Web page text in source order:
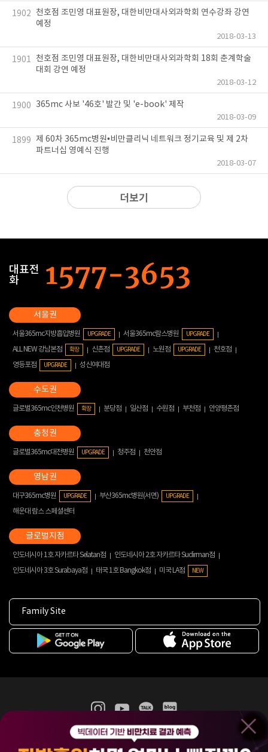
1902
천호점 조민영 대표원장, 대한비만대사외과학회 연수강좌 강연
예정
2018-03-13
1901
천호점 조민영 대표원장, 대한비만대사외과학회 18회 춘계학술
대회 강연 예정
2018-03-12
1900 365mc 사보 '46호' 발간 및 'e-book' 제작
2018-03-09
1899
제 60차 365mc병원•비만클리닉 네트워크 정기교육 및 제 2차
파트너십 영예식 진행
2018-03-07
더보기
대표전
화
서울365mc지방흡입병원 UPGRADE 서울365mc람스병원 UPGRADE
ALL NEW 강남본점 확장 신촌점 UPGRADE 노원점 UPGRADE
천호점
영등포점
UPGRADE 성신여대점
글로벌365mc인천병원 확장 분당점 일산점 수원점 부천점 안양평촌점
글로벌365mc대전병원 UPGRADE 청주점 천안점
대구365mc병원 UPGRADE 부산365mc병원(서면) UPGRADE
해운대 람스 스페셜센터
인도네시아 1호 자카르타 Selatan점
인도네시아 2호 자카르타 Sudirman점
인도네시아 3호 Surabaya점
태국 1호 Bangkok점 미국 LA점 NEW
Family Site
365mc 병·의원 이용약관
홈페이지 이용약관
비급여진료수가